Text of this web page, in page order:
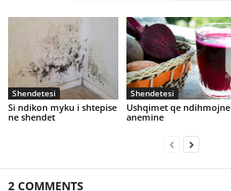
Shendetesi
Si ndikon myku i shtepise
ne shendet
Shendetesi
Ushqimet qe ndihmojne
anemine
2 COMMENTS